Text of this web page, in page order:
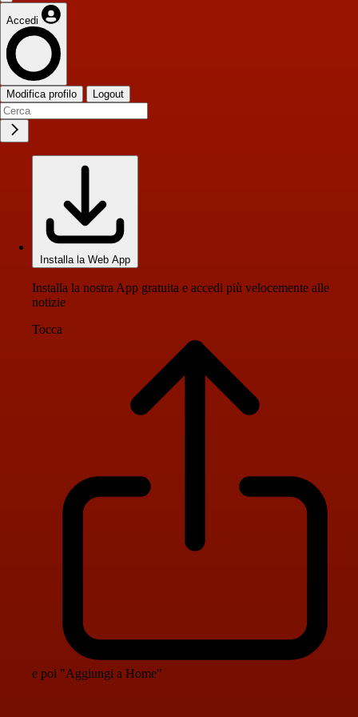
Accedi
Modifica profilo Logout
Installa la Web App
Installa la nostra App gratuita e accedi più velocemente alle
notizie
Tocca
e poi "Aggiungi a Home"